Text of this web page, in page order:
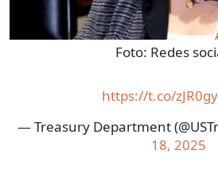
Foto: Redes
https://t.co/
— Treasury Department
18, 2025